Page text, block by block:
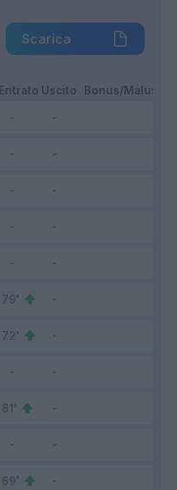
Scarica
Entrato Uscito Bonus/Malus